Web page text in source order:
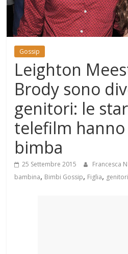
Mondo
Gossip
Leighton
Brody sono
genitori: le
telefilm
bimba
25 Settembre 2015 Francesca N
bambina, Bimbi Gossip, Figlia,